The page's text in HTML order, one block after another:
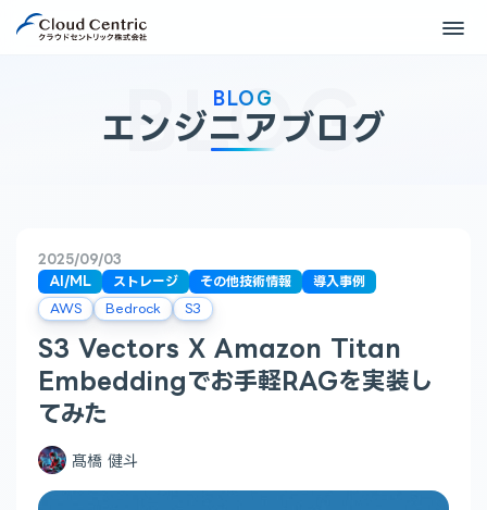
BLOG
エンジニアブログ
2025/09/03
AI/ML
ストレージ その他技術情報
導入事例
AWS
Bedrock S3
S3 Vectors X Amazon Titan
Embeddingでお手軽RAGを実装し
てみた
髙橋 健斗